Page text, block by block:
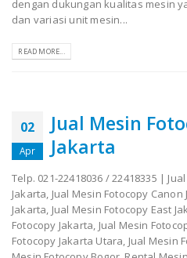
dengan dukungan kualitas mesin
dan variasi unit mesin...
READ MORE...
02
Apr
Jual Mesin
Jakarta
Telp. 021-22418036 / 22418335 |
Jakarta, Jual Mesin Fotocopy
Jakarta, Jual Mesin Fotocopy East
Fotocopy Jakarta, Jual Mesin
Fotocopy Jakarta Utara, Jual Mesin